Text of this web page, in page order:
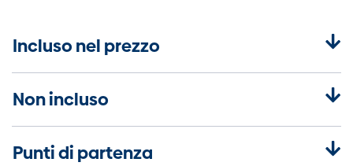
Incluso nel prezzo
Non incluso
Punti di partenza